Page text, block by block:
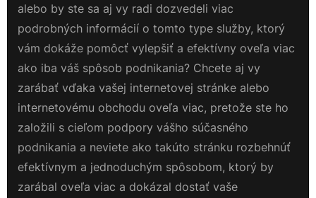
alebo by ste sa aj vy radi dozvedeli viac
podrobných informácií o tomto type služby, ktorý
vám dokáže pomôcť vylepšiť a efektívny oveľa viac
ako iba váš spôsob podnikania? Chcete aj vy
zarábať vďaka vašej internetovej stránke alebo
internetovému obchodu oveľa viac, pretože ste ho
založili s cieľom podpory vášho súčasného
podnikania a neviete ako takúto stránku rozbehnúť
efektívnym a jednoduchým spôsobom, ktorý by
zarábal oveľa viac a dokázal dostať vaše